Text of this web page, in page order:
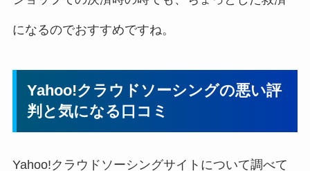
になるのでおすすめですね。
Yahoo!クラウドソーシングの悪い評
判と気になる口コミ
Yahoo!クラウドソーシングサイトについて調べて